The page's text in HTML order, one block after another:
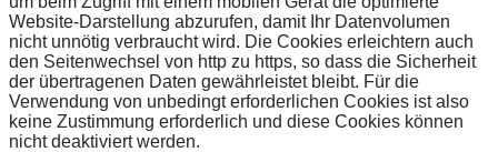
Website-Darstellung abzurufen, damit Ihr Datenvolumen
nicht unnötig verbraucht wird. Die Cookies erleichtern auch
den Seitenwechsel von http zu https, so dass die Sicherheit
der übertragenen Daten gewährleistet bleibt. Für die
Verwendung von unbedingt erforderlichen Cookies ist also
keine Zustimmung erforderlich und diese Cookies können
nicht deaktiviert werden.